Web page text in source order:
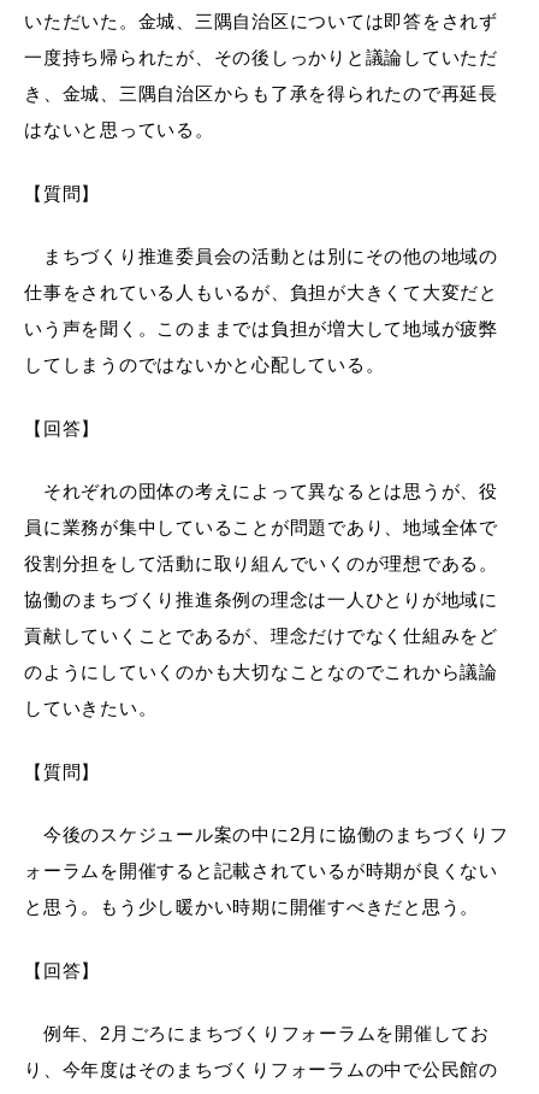
浜田市観光協会ポータルサイト「はまナビ」
移住・出会い応援（はまだ暮らし）
ご案内
お問い合わせ
いただいた。金城、三隅自治区については即答をされず
一度持ち帰られたが、その後しっかりと議論していただ
き、金城、三隅自治区からも了承を得られたので再延長
はないと思っている。
【質問】
まちづくり推進委員会の活動とは別にその他の地域の
仕事をされている人もいるが、負担が大きくて大変だと
いう声を聞く。このままでは負担が増大して地域が疲弊
してしまうのではないかと心配している。
【回答】
それぞれの団体の考えによって異なるとは思うが、役
員に業務が集中していることが問題であり、地域全体で
役割分担をして活動に取り組んでいくのが理想である。
協働のまちづくり推進条例の理念は一人ひとりが地域に
貢献していくことであるが、理念だけでなく仕組みをど
のようにしていくのかも大切なことなのでこれから議論
していきたい。
【質問】
今後のスケジュール案の中に2月に協働のまちづくりフ
ォーラムを開催すると記載されているが時期が良くない
と思う。もう少し暖かい時期に開催すべきだと思う。
【回答】
例年、2月ごろにまちづくりフォーラムを開催してお
り、今年度はそのまちづくりフォーラムの中で公民館の